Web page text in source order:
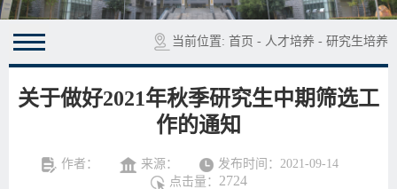
当前位置: 首页 - 人才培养 - 研究生培养
关于做好2021年秋季研究生中期筛选工
作的通知
作者： 来源：
发布时间：2021-09-14
点击量： 2724